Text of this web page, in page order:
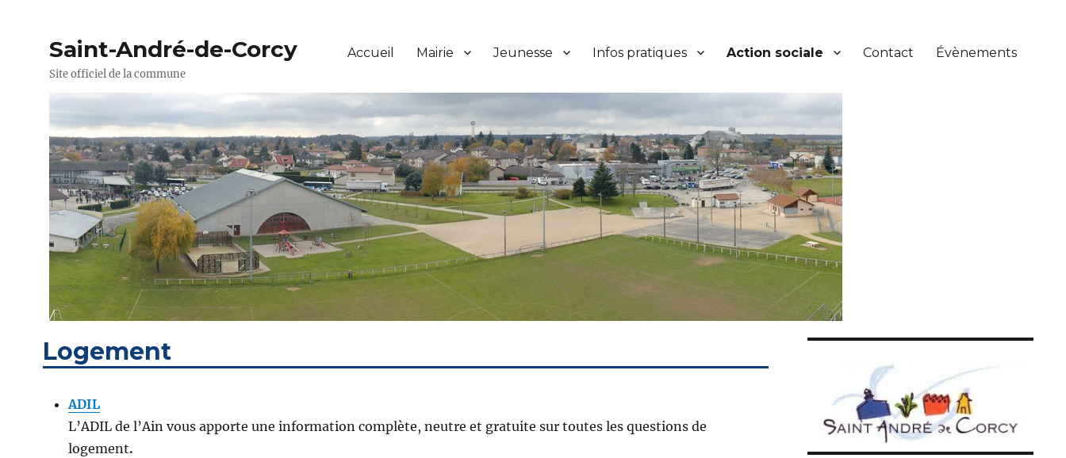
Saint-André-de-Corcy
Site officiel de la commune
Accueil Mairie Jeunesse Infos pratiques Action sociale Contact Évènements
Logement
ADIL
L’ADIL de l’Ain vous apporte une information complète, neutre et gratuite sur toutes les questions de
logement.